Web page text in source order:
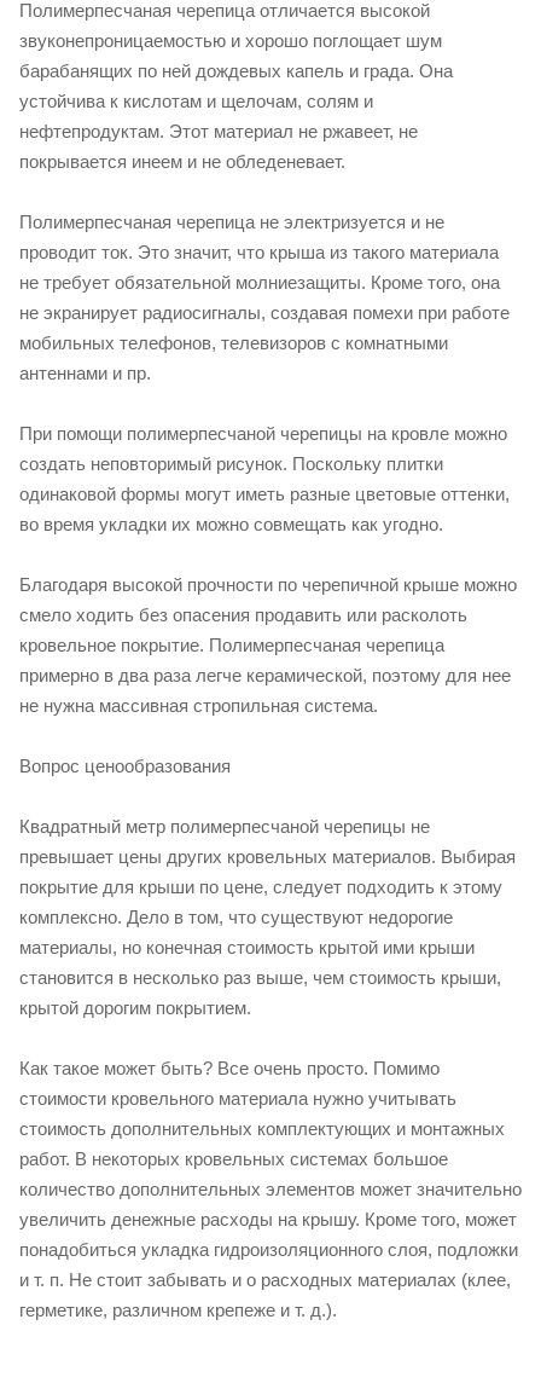
Полимерпесчаная черепица отличается высокой
звуконепроницаемостью и хорошо поглощает шум
барабанящих по ней дождевых капель и града. Она
устойчива к кислотам и щелочам, солям и
нефтепродуктам. Этот материал не ржавеет, не
покрывается инеем и не обледеневает.
Полимерпесчаная черепица не электризуется и не
проводит ток. Это значит, что крыша из такого материала
не требует обязательной молниезащиты. Кроме того, она
не экранирует радиосигналы, создавая помехи при работе
мобильных телефонов, телевизоров с комнатными
антеннами и пр.
При помощи полимерпесчаной черепицы на кровле можно
создать неповторимый рисунок. Поскольку плитки
одинаковой формы могут иметь разные цветовые оттенки,
во время укладки их можно совмещать как угодно.
Благодаря высокой прочности по черепичной крыше можно
смело ходить без опасения продавить или расколоть
кровельное покрытие. Полимерпесчаная черепица
примерно в два раза легче керамической, поэтому для нее
не нужна массивная стропильная система.
Вопрос ценообразования
Квадратный метр полимерпесчаной черепицы не
превышает цены других кровельных материалов. Выбирая
покрытие для крыши по цене, следует подходить к этому
комплексно. Дело в том, что существуют недорогие
материалы, но конечная стоимость крытой ими крыши
становится в несколько раз выше, чем стоимость крыши,
крытой дорогим покрытием.
Как такое может быть? Все очень просто. Помимо
стоимости кровельного материала нужно учитывать
стоимость дополнительных комплектующих и монтажных
работ. В некоторых кровельных системах большое
количество дополнительных элементов может значительно
увеличить денежные расходы на крышу. Кроме того, может
понадобиться укладка гидроизоляционного слоя, подложки
и т. п. Не стоит забывать и о расходных материалах (клее,
герметике, различном крепеже и т. д.).